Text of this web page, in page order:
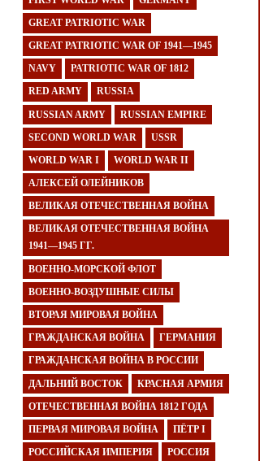
GREAT PATRIOTIC WAR
GREAT PATRIOTIC WAR OF 1941—1945
NAVY PATRIOTIC WAR OF 1812
RED ARMY RUSSIA
RUSSIAN ARMY RUSSIAN EMPIRE
SECOND WORLD WAR USSR
WORLD WAR I WORLD WAR II
АЛЕКСЕЙ ОЛЕЙНИКОВ
ВЕЛИКАЯ ОТЕЧЕСТВЕННАЯ ВОЙНА
ВЕЛИКАЯ ОТЕЧЕСТВЕННАЯ ВОЙНА
1941—1945 ГГ.
ВОЕННО-МОРСКОЙ ФЛОТ
ВОЕННО-ВОЗДУШНЫЕ СИЛЫ
ВТОРАЯ МИРОВАЯ ВОЙНА
ГРАЖДАНСКАЯ ВОЙНА ГЕРМАНИЯ
ГРАЖДАНСКАЯ ВОЙНА В РОССИИ
ДАЛЬНИЙ ВОСТОК КРАСНАЯ АРМИЯ
ОТЕЧЕСТВЕННАЯ ВОЙНА 1812 ГОДА
ПЕРВАЯ МИРОВАЯ ВОЙНА ПЁТР I
РОССИЙСКАЯ ИМПЕРИЯ РОССИЯ